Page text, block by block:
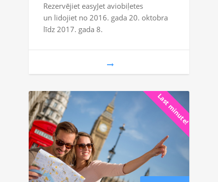
Rezervējiet easyJet aviobiļetes
un lidojiet no 2016. gada 20. oktobra
līdz 2017. gada 8.
Last minute!